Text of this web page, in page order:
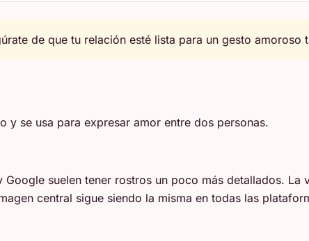
de que tu relación esté lista para un gesto amoroso
y se usa para expresar amor entre dos personas.
suelen tener rostros un poco más detallados. La
central sigue siendo la misma en todas las